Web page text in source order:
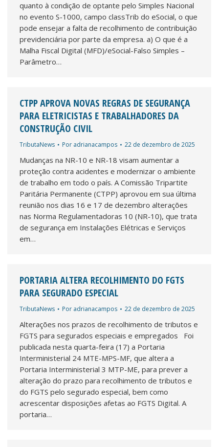
quanto à condição de optante pelo Simples Nacional
no evento S-1000, campo classTrib do eSocial, o que
pode ensejar a falta de recolhimento de contribuição
previdenciária por parte da empresa. a) O que é a
Malha Fiscal Digital (MFD)/eSocial-Falso Simples –
Parâmetro…
CTPP APROVA NOVAS REGRAS DE SEGURANÇA
PARA ELETRICISTAS E TRABALHADORES DA
CONSTRUÇÃO CIVIL
TributaNews Por adrianacampos 22 de dezembro de 2025
Mudanças na NR-10 e NR-18 visam aumentar a
proteção contra acidentes e modernizar o ambiente
de trabalho em todo o país. A Comissão Tripartite
Paritária Permanente (CTPP) aprovou em sua última
reunião nos dias 16 e 17 de dezembro alterações
nas Norma Regulamentadoras 10 (NR-10), que trata
de segurança em Instalações Elétricas e Serviços
em…
PORTARIA ALTERA RECOLHIMENTO DO FGTS
PARA SEGURADO ESPECIAL
TributaNews Por adrianacampos 22 de dezembro de 2025
Alterações nos prazos de recolhimento de tributos e
FGTS para segurados especiais e empregados Foi
publicada nesta quarta-feira (17) a Portaria
Interministerial 24 MTE-MPS-MF, que altera a
Portaria Interministerial 3 MTP-ME, para prever a
alteração do prazo para recolhimento de tributos e
do FGTS pelo segurado especial, bem como
acrescentar disposições afetas ao FGTS Digital. A
portaria…